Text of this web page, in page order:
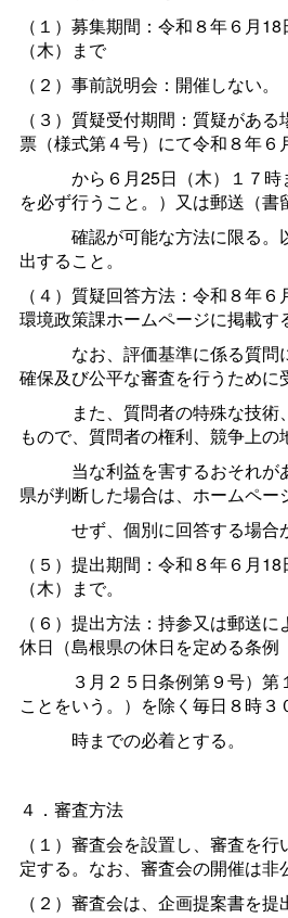
（１）募集期間：令和８年６月
（木）まで
（２）事前説明会：開催しない。
（３）質疑受付期間：質疑があ
票（様式第４号）にて令和８年６
から６月25日（木）１７
を必ず行うこと。）又は郵送（書
確認が可能な方法に限る。
出すること。
（４）質疑回答方法：令和８年
環境政策課ホームページに掲載す
なお、評価基準に係る質問
確保及び公平な審査を行うために
また、質問者の特殊な技術
もので、質問者の権利、競争上の
当な利益を害するおそれが
県が判断した場合は、ホームペー
せず、個別に回答する場合
（５）提出期間：令和８年６月
（木）まで。
（６）提出方法：持参又は郵送に
休日（島根県の休日を定める条例
３月２５日条例第９号）
ことをいう。）を除く毎日８時３
時までの必着とする。
４．審査方法
（１）審査会を設置し、審査を
定する。なお、審査会の開催は非
（２）審査会は、企画提案書を